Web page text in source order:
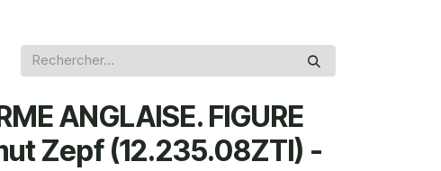
ANGLAISE. FIGURE
Zepf (12.235.08ZTI) -